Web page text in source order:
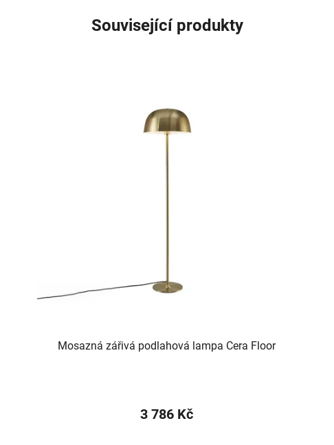
Související produkty
Mosazná zářivá podlahová lampa Cera Floor
3 786 Kč